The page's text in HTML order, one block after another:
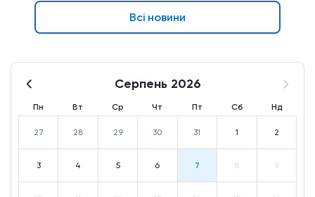
Всі новини
Серпень 2026
Пн Вт Ср Чт Пт Сб Нд
27 28 29 30 31 1 2
3 4 5 6 7 8 9